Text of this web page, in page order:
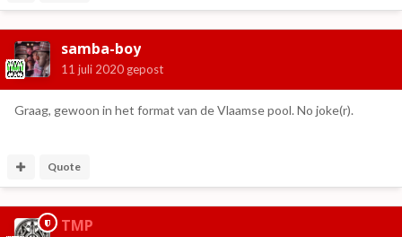
samba-boy
11 juli 2020 gepost
Graag, gewoon in het format van de Vlaamse pool. No joke(r).
Quote
TMP